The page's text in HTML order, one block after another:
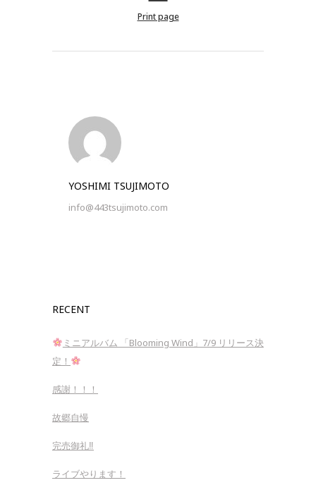
Print page
YOSHIMI TSUJIMOTO
info@443tsujimoto.com
RECENT
ミニアルバム 「Blooming Wind」7/9 リリース決
定！
感謝！！！
故郷自慢
完売御礼‼︎
ライブやります！